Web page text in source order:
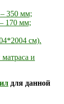
– 350 мм;
170 мм;
см).
матраса и
для данной